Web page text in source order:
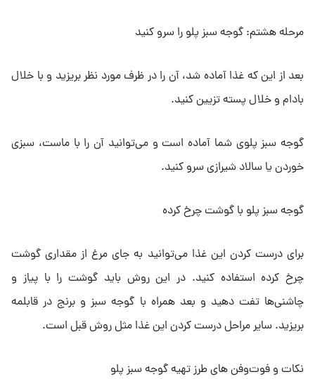
مرحله هشتم: گوجه سبز پلو را سرو کنید
بعد از این که غذا آماده شد، آن را در ظرف مورد نظر بریزید و با خلال
بادام و خلال پسته تزیین کنید.
گوجه سبز پلوی شما آماده است و می‌توانید آن را با ماست، سبزی
خوردن یا سالاد شیرازی سرو کنید.
گوجه سبز پلو با گوشت چرخ کرده
برای درست کردن این غذا می‌توانید به جای مرغ از مقداری گوشت
چرخ کرده استفاده کنید. در این روش باید گوشت را با پیاز و
چاشنی‌ها تفت دهید و بعد همراه با گوجه سبز و برنج در قابلمه
بریزید. سایر مراحل درست کردن این غذا مثل روش قبل است.
نکات و فوت‌وفن های طرز تهیه گوجه سبز پلو